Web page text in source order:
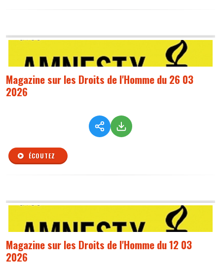
Magazine sur les Droits de l'Homme du 26 03
2026
ÉCOUTEZ
Magazine sur les Droits de l'Homme du 12 03
2026